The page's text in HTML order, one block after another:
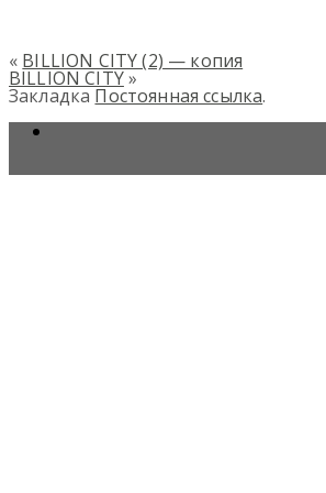
« BILLION CITY (2) — копия
BILLION CITY»
Закладка Постоянная ссылка.